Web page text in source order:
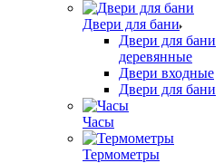
Двери для бани
Двери для бани
деревянные
Двери входные
Двери для бани
Часы
Термометры